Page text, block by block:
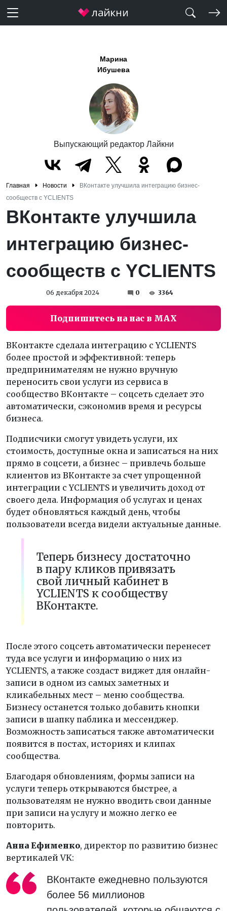
Марина
Ибушева
Выпускающий редактор Лайкни
Главная Новости
ВКонтакте улучшила интеграцию бизнес-
сообществ с YCLIENTS
ВКонтакте улучшила
интеграцию бизнес-
сообществ с YCLIENTS
06 декабря 2024 0 3364
Подпишитесь на нас в MAX
ВКонтакте сделала интеграцию с YCLIENTS
более простой и эффективной: теперь
предпринимателям не нужно вручную
переносить свои услуги из сервиса в
сообщество ВКонтакте – соцсеть сделает это
автоматически, сэкономив время и ресурсы
бизнеса.
Подписчики смогут увидеть услуги, их
стоимость, доступные окна и записаться на них
прямо в соцсети, а бизнес – привлечь больше
клиентов из ВКонтакте за счет упрощенной
интеграции с YCLIENTS и увеличить доход от
своего дела. Информация об услугах и ценах
будет обновляться каждый день, чтобы
пользователи всегда видели актуальные данные.
Теперь бизнесу достаточно
в пару кликов привязать
свой личный кабинет в
YCLIENTS к сообществу
ВКонтакте.
После этого соцсеть автоматически перенесет
туда все услуги и информацию о них из
YCLIENTS, а также создаст виджет для онлайн-
записи в одном из самых заметных и
кликабельных мест – меню сообщества.
Бизнесу останется только добавить кнопки
записи в шапку паблика и мессенджер.
Возможность записаться также автоматически
появится в постах, историях и клипах
сообщества.
Благодаря обновлениям, формы записи на
услуги теперь открываются быстрее, а
пользователям не нужно вводить свои данные
при записи на услугу и можно легко ее
повторить.
Анна Ефименко, директор по развитию бизнес
вертикалей VK:
ВКонтакте ежедневно пользуются
более 56 миллионов